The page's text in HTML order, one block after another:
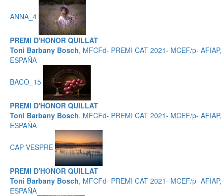
ANNA_4
PREMI D'HONOR QUILLAT
Toni Barbany Bosch, MFCFd- PREMI CAT 2021- MCEF/p- AFIAP,
ESPAÑA
BACO_15
PREMI D'HONOR QUILLAT
Toni Barbany Bosch, MFCFd- PREMI CAT 2021- MCEF/p- AFIAP,
ESPAÑA
CAP VESPRE
PREMI D'HONOR QUILLAT
Toni Barbany Bosch, MFCFd- PREMI CAT 2021- MCEF/p- AFIAP,
ESPAÑA